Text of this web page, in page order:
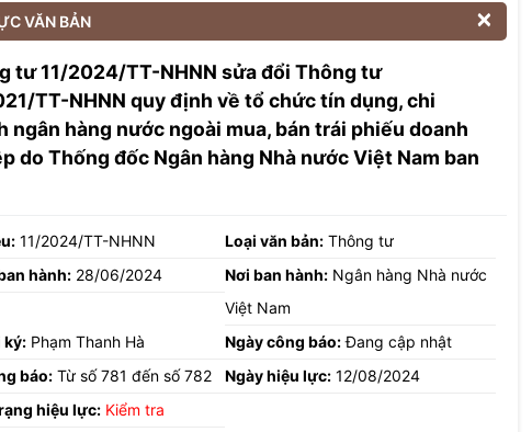
VĂN BẢN 
tư 11/2024/TT-NHNN sửa đổi Thông tư
TT-NHNN quy định về tổ chức tín dụng, chi
ngân hàng nước ngoài mua, bán trái phiếu doanh
do Thống đốc Ngân hàng Nhà nước Việt Nam ban
11/2024/TT-NHNN Loại văn bản: Thông tư
hành: 28/06/2024 Nơi ban hành: Ngân hàng Nhà nước
Việt Nam
ký: Phạm Thanh Hà Ngày công báo:Đang cập nhật
báo: Từ số 781 đến số 782 Ngày hiệu lực: 12/08/2024
hiệu lực: Kiểm tra